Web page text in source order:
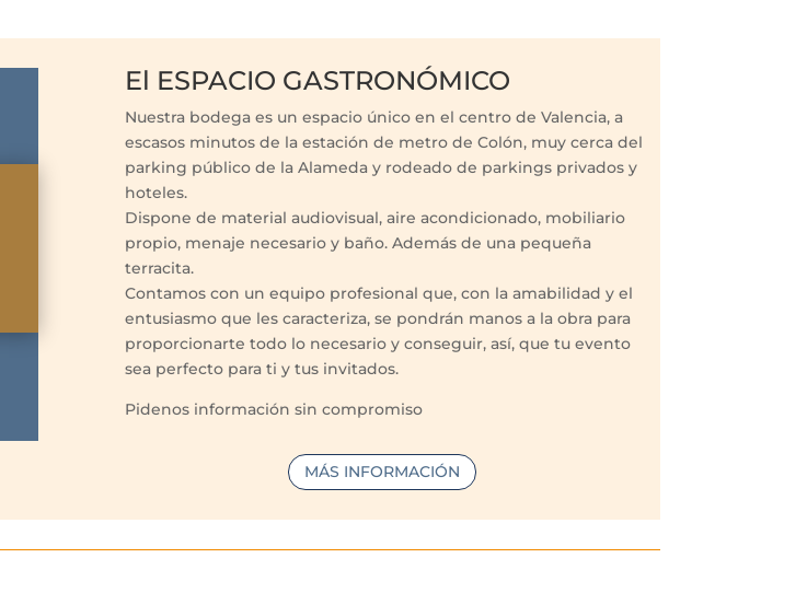
El ESPACIO GASTRONÓMICO
Nuestra bodega es un espacio único en el centro de Valencia, a
escasos minutos de la estación de metro de Colón, muy cerca del
parking público de la Alameda y rodeado de parkings privados y
hoteles.
Dispone de material audiovisual, aire acondicionado, mobiliario
propio, menaje necesario y baño. Además de una pequeña
terracita.
Contamos con un equipo profesional que, con la amabilidad y el
entusiasmo que les caracteriza, se pondrán manos a la obra para
proporcionarte todo lo necesario y conseguir, así, que tu evento
sea perfecto para ti y tus invitados.
Pidenos información sin compromiso
MÁS INFORMACIÓN